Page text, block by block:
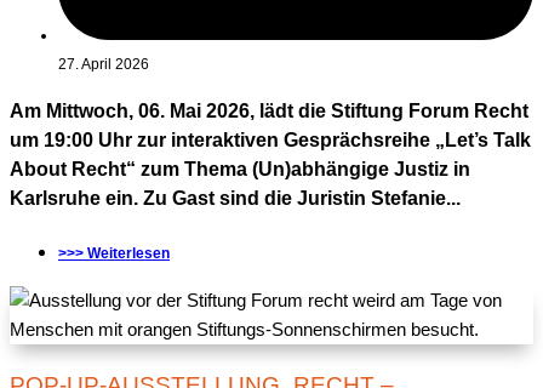
27. April 2026
Am Mittwoch, 06. Mai 2026, lädt die Stiftung Forum Recht
um 19:00 Uhr zur interaktiven Gesprächsreihe „Let’s Talk
About Recht“ zum Thema (Un)abhängige Justiz in
Karlsruhe ein. Zu Gast sind die Juristin Stefanie...
>>> Weiterlesen